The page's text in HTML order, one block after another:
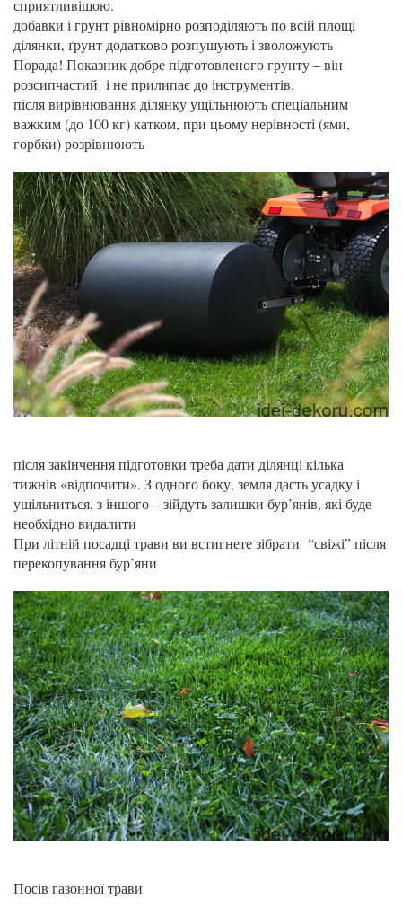
сприятливішою.
добавки і грунт рівномірно розподіляють по всій площі
ділянки, ґрунт додатково розпушують і зволожують
Порада! Показник добре підготовленого грунту – він
розсипчастий і не прилипає до інструментів.
після вирівнювання ділянку ущільнюють спеціальним
важким (до 100 кг) катком, при цьому нерівності (ями,
горбки) розрівнюють
після закінчення підготовки треба дати ділянці кілька
тижнів «відпочити». З одного боку, земля дасть усадку і
ущільниться, з іншого – зійдуть залишки бур’янів, які буде
необхідно видалити
При літній посадці трави ви встигнете зібрати “свіжі” після
перекопування бур’яни
Посів газонної трави